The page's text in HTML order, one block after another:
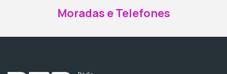
Moradas e Telefones